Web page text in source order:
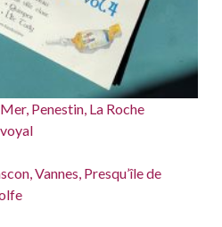
Penestin, La Roche
Vannes, Presqu’île de